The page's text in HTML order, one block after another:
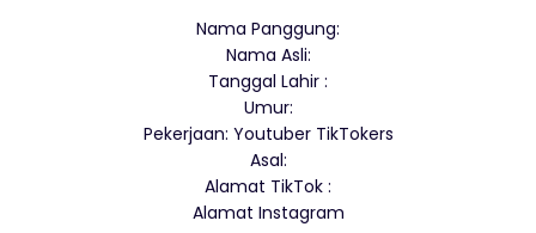
Nama Panggung:
Nama Asli:
Tanggal Lahir :
Umur:
Pekerjaan: Youtuber TikTokers
Asal:
Alamat TikTok :
Alamat Instagram